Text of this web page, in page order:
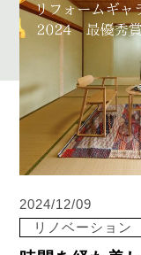
2024/12/09
リノベーション